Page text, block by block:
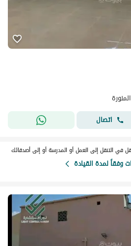
اتصال
في التنقل إلى العمل أو المدرسة أو إلى أصدقائك
وفقاً لمدة القيادة